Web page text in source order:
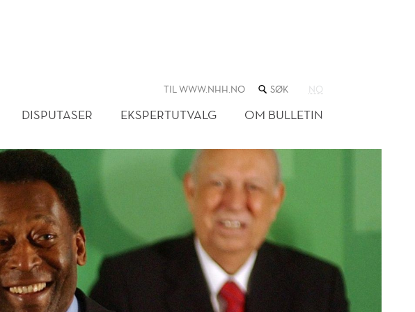
TIL WWW.NHH.NO SØK
NETTSTEDET
NO
DISPUTASER EKSPERTUTVALG OM BULLETIN